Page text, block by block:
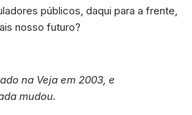
públicos, daqui para a frente,
nosso futuro?
na Veja em 2003, e
mudou.